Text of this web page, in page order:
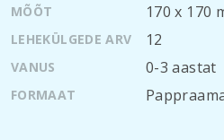
MÕÕT 170 х 170
LEHEKÜLGEDE ARV 12
VANUS 0-3 aastat
FORMAAT